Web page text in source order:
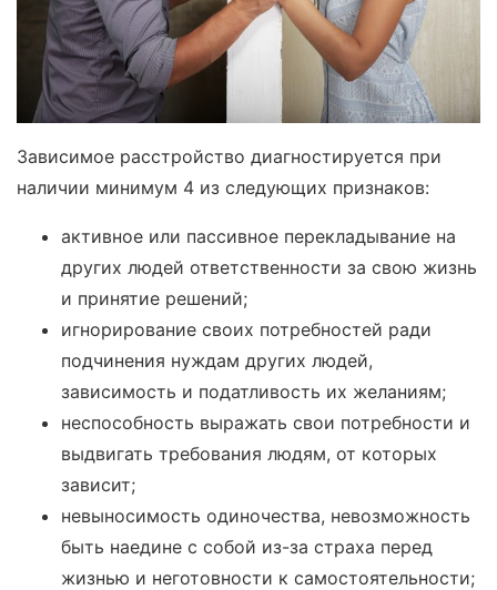
Зависимое расстройство диагностируется при
наличии минимум 4 из следующих признаков:
активное или пассивное перекладывание на
других людей ответственности за свою жизнь
и принятие решений;
игнорирование своих потребностей ради
подчинения нуждам других людей,
зависимость и податливость их желаниям;
неспособность выражать свои потребности и
выдвигать требования людям, от которых
зависит;
невыносимость одиночества, невозможность
быть наедине с собой из-за страха перед
жизнью и неготовности к самостоятельности;